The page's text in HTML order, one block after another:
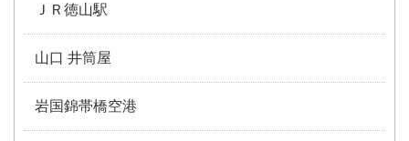
ＪＲ徳山駅
山口 井筒屋
岩国錦帯橋空港